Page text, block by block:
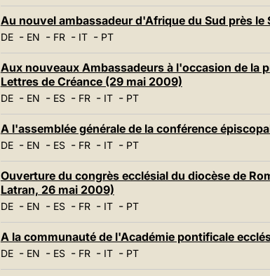
Au nouvel ambassadeur d'Afrique du Sud près le
DE- EN - FR- IT- PT
Aux nouveaux Ambassadeurs à l'occasion de la
Lettres de Créance (29 mai 2009)
DE- EN - ES- FR- IT- PT
A l'assemblée générale de la conférence
DE- EN - ES- FR- IT- PT
Ouverture du congrès ecclésial du diocèse de
Latran, 26 mai 2009)
DE- EN - ES- FR- IT- PT
A la communauté de l'Académie pontificale
DE- EN - ES- FR- IT- PT